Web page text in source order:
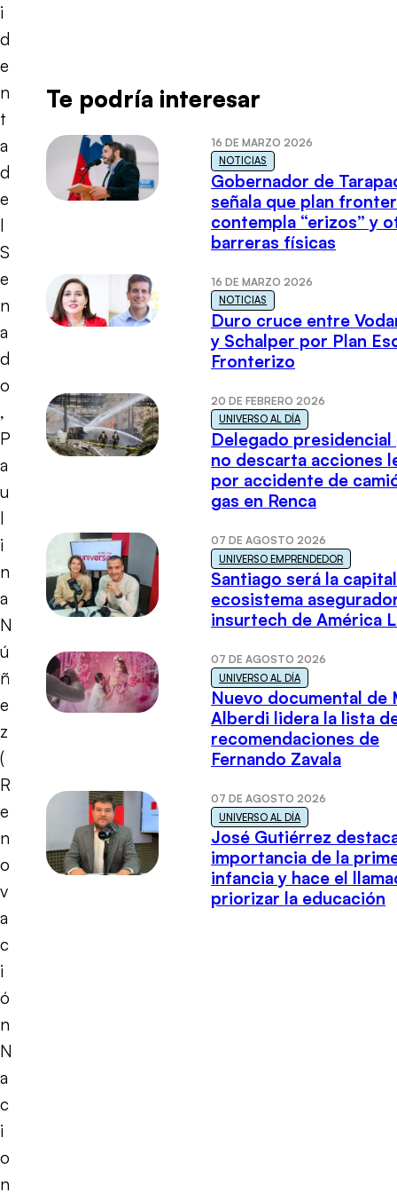
i
d
e
n
t
a
d
e
l
S
e
n
a
d
o
,
P
a
u
l
i
n
a
N
ú
ñ
e
z
(
R
e
n
o
v
a
c
i
ó
n
N
a
c
i
o
n
Te podría interesar
16 DE MARZO 2026
NOTICIAS
Gobernador de
señala que plan
contempla “erizos” y
barreras físicas
16 DE MARZO 2026
NOTICIAS
Duro cruce entre
y Schalper por Plan
Fronterizo
20 DE FEBRERO 2026
UNIVERSO AL DÍA
Delegado presidencial
no descarta acciones
por accidente de
gas en Renca
07 DE AGOSTO 2026
UNIVERSO EMPRENDEDOR
Santiago será la
ecosistema
insurtech de América
07 DE AGOSTO 2026
UNIVERSO AL DÍA
Nuevo documental de
Alberdi lidera la lista
recomendaciones de
Fernando Zavala
07 DE AGOSTO 2026
UNIVERSO AL DÍA
José Gutiérrez
importancia de la
infancia y hace el
priorizar la educación